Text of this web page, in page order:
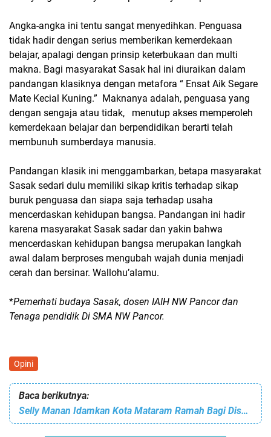
Angka-angka ini tentu sangat menyedihkan. Penguasa
tidak hadir dengan serius memberikan kemerdekaan
belajar, apalagi dengan prinsip keterbukaan dan multi
makna. Bagi masyarakat Sasak hal ini diuraikan dalam
pandangan klasiknya dengan metafora “ Ensat Aik Segare
Mate Kecial Kuning.” Maknanya adalah, penguasa yang
dengan sengaja atau tidak, menutup akses memperoleh
kemerdekaan belajar dan berpendidikan berarti telah
membunuh sumberdaya manusia.
Pandangan klasik ini menggambarkan, betapa masyarakat
Sasak sedari dulu memiliki sikap kritis terhadap sikap
buruk penguasa dan siapa saja terhadap usaha
mencerdaskan kehidupan bangsa. Pandangan ini hadir
karena masyarakat Sasak sadar dan yakin bahwa
mencerdaskan kehidupan bangsa merupakan langkah
awal dalam berproses mengubah wajah dunia menjadi
cerah dan bersinar. Wallohu’alamu.
*Pemerhati budaya Sasak, dosen IAIH NW Pancor dan
Tenaga pendidik Di SMA NW Pancor.
Opini
Baca berikutnya:
Selly Manan Idamkan Kota Mataram Ramah Bagi Disabilitas